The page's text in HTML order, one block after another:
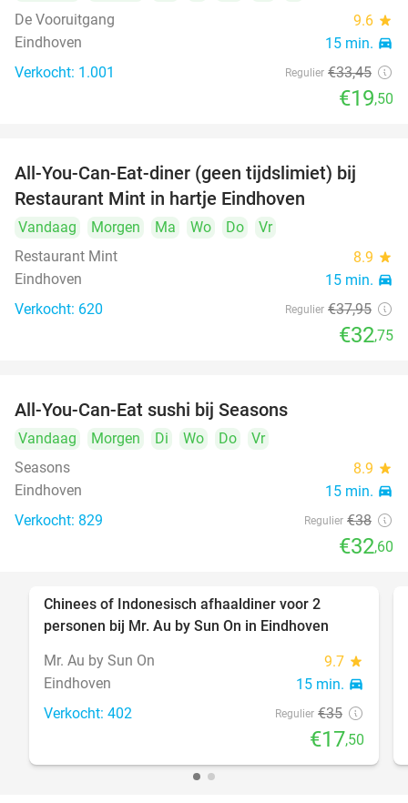
De Vooruitgang
9.6 star
Eindhoven 15 min. directions_car
Verkocht: 1.001 Regulier €33,45
€19,50
14%
All-You-Can-Eat-diner (geen tijdslimiet) bij
Restaurant Mint in hartje Eindhoven
Vandaag Morgen Ma Wo Do
Vr
Restaurant Mint
8.9 star
Eindhoven 15 min. directions_car
Verkocht: 620 Regulier €37,95
€32,75
All-You-Can-Eat sushi bij Seasons
Vandaag Morgen Di Wo Do
Vr
Seasons
8.9 star
Eindhoven 15 min. directions_car
Verkocht: 829 Regulier €38
€32,60
Chinees of Indonesisch afhaaldiner voor 2
personen bij Mr. Au by Sun On in Eindhoven
Mr. Au by Sun On
9.7 star
Eindhoven 15 min. directions_car
Verkocht: 402 Regulier €35
€17,50